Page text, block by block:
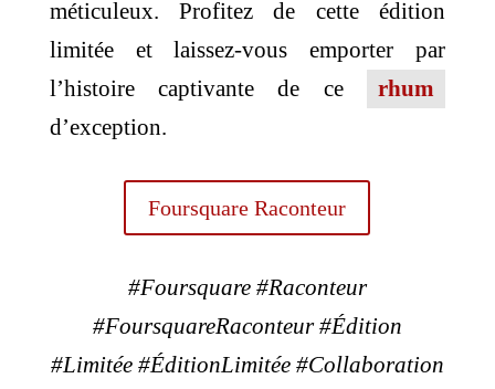
méticuleux. Profitez de cette édition
limitée et laissez-vous emporter par
l’histoire captivante de ce
rhum
d’exception.
Foursquare Raconteur
#Foursquare #Raconteur
#FoursquareRaconteur #Édition
#Limitée #ÉditionLimitée #Collaboration